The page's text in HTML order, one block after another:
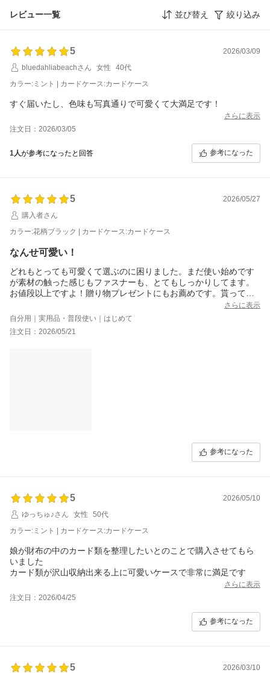
レビュー一覧 並び替え 絞り込み
5
2026/03/09
bluedahliabeachさん
女性
40代
カラー:ミント | カードケース:カードケース
すぐ届いたし、色味も写真通りで可愛くて大満足です！
さらに表示
注文日：2026/03/05
1人が参考になったと回答 参考になった
5
2026/05/27
購入者さん
カラー:花柄ブラック | カードケース:カードケース
なんせ可愛い！
どれもとっても可愛くて選ぶのに困りました。まだ使い始めです
が素材の触った感じもファスナーも、とてもしっかりしてます。
お値段以上ですよ！贈り物プレゼントにもお薦めです。貰っても
さらに表示
自分用｜実用品・普段使い｜はじめて
注文日：2026/05/21
参考になった
5
2026/05/10
ゆっちゅ♪さん
女性
50代
カラー:ミント | カードケース:カードケース
娘が財布の中のカード類を整理したいとのことで購入させてもら
いました
カード類が沢山収納出来る上に可愛いケースで非常に満足です
さらに表示
注文日：2026/04/25
参考になった
5
2026/03/10